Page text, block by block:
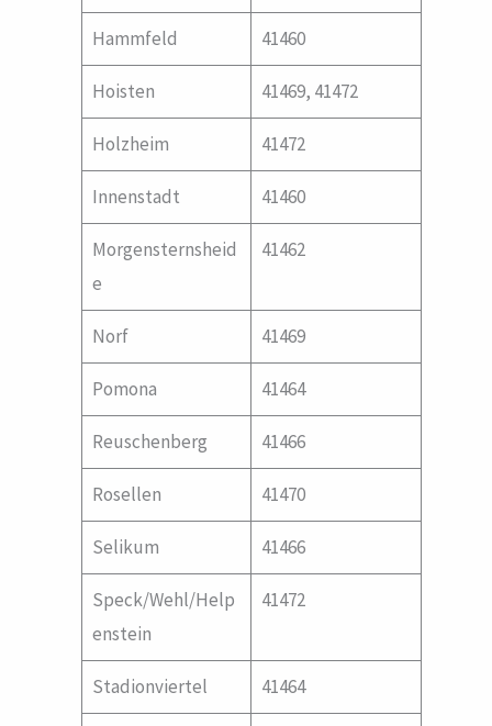
Hammfeld 41460
Hoisten 41469, 41472
Holzheim 41472
Innenstadt 41460
Morgensternsheid
e
41462
Norf 41469
Pomona 41464
Reuschenberg 41466
Rosellen 41470
Selikum 41466
Speck/Wehl/Help
enstein
41472
Stadionviertel 41464